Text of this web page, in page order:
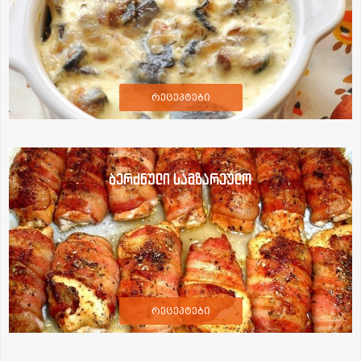
რეცეპტები
ბერძნული სამზარეულო
რეცეპტები